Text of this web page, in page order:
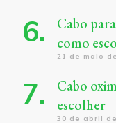
Cabo
como
21 de maio
Cabo
escolher
30 de abril